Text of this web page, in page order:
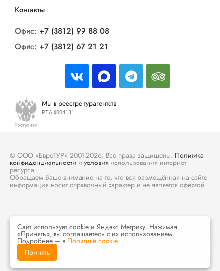
Контакты
Офис: +7 (3812) 99 88 08
Офис: +7 (3812) 67 21 21
Мы в реестре турагентств
РТА 0004131
© ООО «ЕвроТУР» 2001-2026. Все права защищены. Политика
конфиденциальности и условия использования интернет
ресурса
Обращаем Ваше внимание на то, что вся размещённая на сайте
информация носит справочный характер и не является офертой.
Сайт использует cookie и Яндекс Метрику. Нажимая
«Принять», вы соглашаетесь с их использованием.
Подробнее — в Политике cookie
Принять